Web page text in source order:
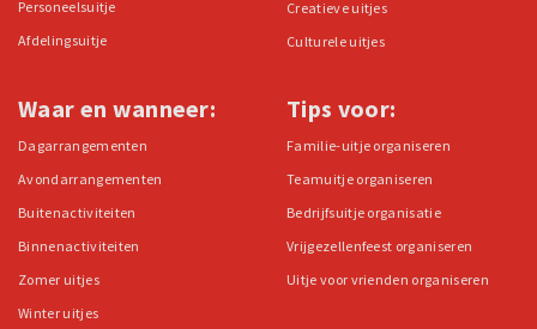
Personeelsuitje
Afdelingsuitje
Creatieve uitjes
Culturele uitjes
Waar en wanneer:
Dagarrangementen
Avondarrangementen
Buitenactiviteiten
Binnenactiviteiten
Zomer uitjes
Winter uitjes
Tips voor:
Familie-uitje organiseren
Teamuitje organiseren
Bedrijfsuitje organisatie
Vrijgezellenfeest organiseren
Uitje voor vrienden organiseren